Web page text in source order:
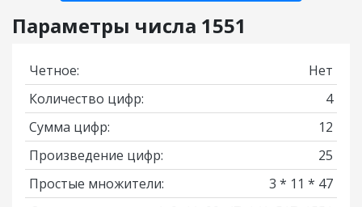
Параметры числа 1551
Четное:
Нет
Количество цифр:
4
Сумма цифр:
12
Произведение цифр:
25
Простые множители:
3 * 11 * 47